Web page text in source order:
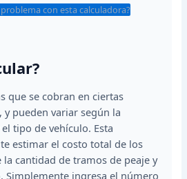
con esta calculadora?
que se cobran en ciertas
y pueden variar según la
tipo de vehículo. Esta
estimar el costo total de los
cantidad de tramos de peaje y
Simplemente ingresa el número